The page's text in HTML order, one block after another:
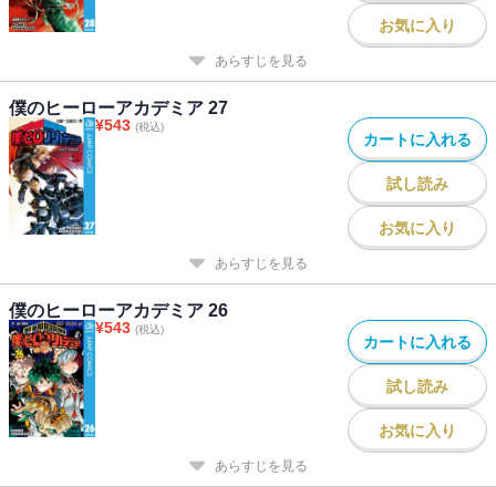
お気に入り
あらすじを見る
僕のヒーローアカデミア 27
¥543 (税込)
カートに入れる
試し読み
お気に入り
あらすじを見る
僕のヒーローアカデミア 26
¥543 (税込)
カートに入れる
試し読み
お気に入り
あらすじを見る